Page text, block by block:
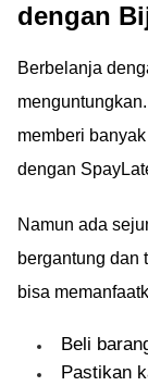
dengan
Berbelanja
memberi banyak
dengan
Namun ada
bergantung dan
bisa
Beli
Pastikan